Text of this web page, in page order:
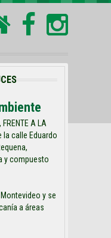
A LA
la calle Eduardo
y compuesto
y se
a áreas